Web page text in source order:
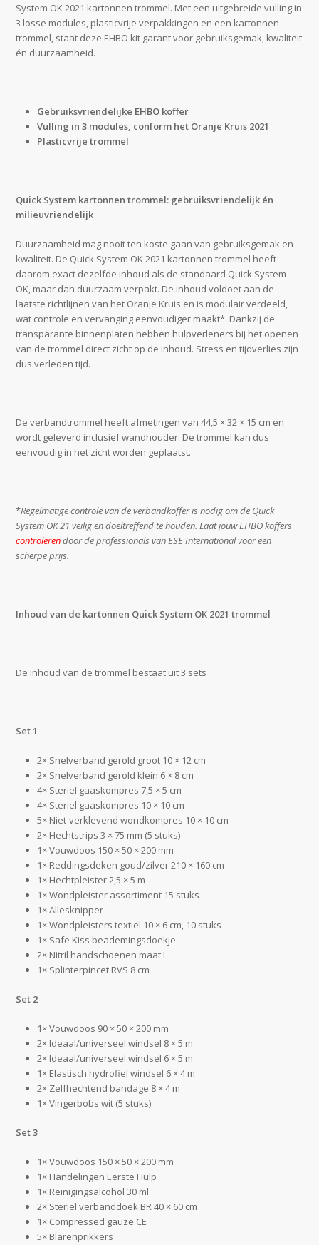
System OK 2021 kartonnen trommel. Met een uitgebreide vulling in
3 losse modules, plasticvrije verpakkingen en een kartonnen
trommel, staat deze EHBO kit garant voor gebruiksgemak, kwaliteit
én duurzaamheid.
Gebruiksvriendelijke EHBO koffer
Vulling in 3 modules, conform het Oranje Kruis 2021
Plasticvrije trommel
Quick System kartonnen trommel: gebruiksvriendelijk én
milieuvriendelijk
Duurzaamheid mag nooit ten koste gaan van gebruiksgemak en
kwaliteit. De Quick System OK 2021 kartonnen trommel heeft
daarom exact dezelfde inhoud als de standaard Quick System
OK, maar dan duurzaam verpakt. De inhoud voldoet aan de
laatste richtlijnen van het Oranje Kruis en is modulair verdeeld,
wat controle en vervanging eenvoudiger maakt*. Dankzij de
transparante binnenplaten hebben hulpverleners bij het openen
van de trommel direct zicht op de inhoud. Stress en tijdverlies zijn
dus verleden tijd.
De verbandtrommel heeft afmetingen van 44,5 × 32 × 15 cm en
wordt geleverd inclusief wandhouder. De trommel kan dus
eenvoudig in het zicht worden geplaatst.
*Regelmatige controle van de verbandkoffer is nodig om de Quick
System OK 21 veilig en doeltreffend te houden. Laat jouw EHBO koffers
controlerendoor de professionals van ESE International voor een
scherpe prijs.
Inhoud van de kartonnen Quick System OK 2021 trommel
De inhoud van de trommel bestaat uit 3 sets
Set 1
2× Snelverband gerold groot 10 × 12 cm
2× Snelverband gerold klein 6 × 8 cm
4× Steriel gaaskompres 7,5 × 5 cm
4× Steriel gaaskompres 10 × 10 cm
5× Niet-verklevend wondkompres 10 × 10 cm
2× Hechtstrips 3 × 75 mm (5 stuks)
1× Vouwdoos 150 × 50 × 200 mm
1× Reddingsdeken goud/zilver 210 × 160 cm
1× Hechtpleister 2,5 × 5 m
1× Wondpleister assortiment 15 stuks
1× Allesknipper
1× Wondpleisters textiel 10 × 6 cm, 10 stuks
1× Safe Kiss beademingsdoekje
2× Nitril handschoenen maat L
1× Splinterpincet RVS 8 cm
Set 2
1× Vouwdoos 90 × 50 × 200 mm
2× Ideaal/universeel windsel 8 × 5 m
2× Ideaal/universeel windsel 6 × 5 m
1× Elastisch hydrofiel windsel 6 × 4 m
2× Zelfhechtend bandage 8 × 4 m
1× Vingerbobs wit (5 stuks)
Set 3
1× Vouwdoos 150 × 50 × 200 mm
1× Handelingen Eerste Hulp
1× Reinigingsalcohol 30 ml
2× Steriel verbanddoek BR 40 × 60 cm
1× Compressed gauze CE
5× Blarenprikkers